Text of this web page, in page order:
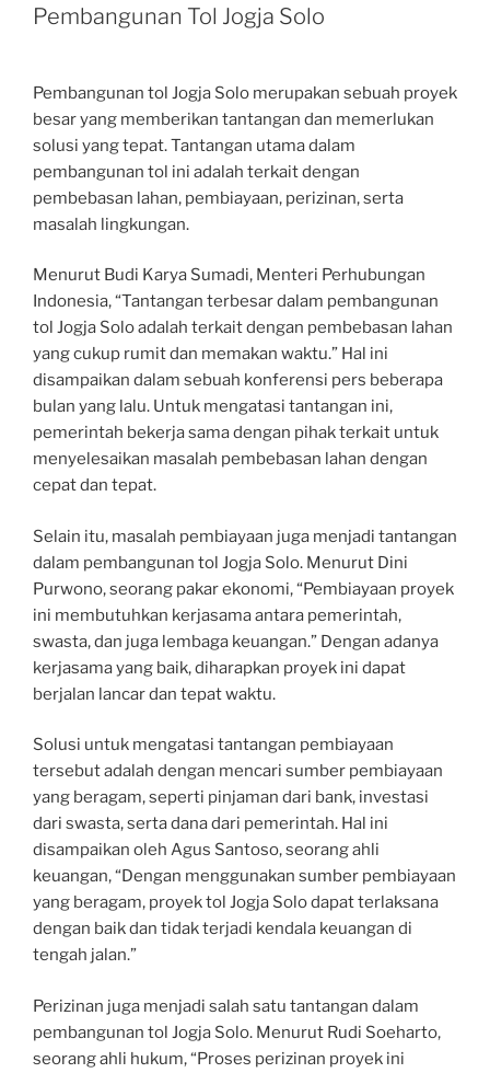
Pembangunan Tol Jogja Solo
Pembangunan tol Jogja Solo merupakan sebuah proyek
besar yang memberikan tantangan dan memerlukan
solusi yang tepat. Tantangan utama dalam
pembangunan tol ini adalah terkait dengan
pembebasan lahan, pembiayaan, perizinan, serta
masalah lingkungan.
Menurut Budi Karya Sumadi, Menteri Perhubungan
Indonesia, “Tantangan terbesar dalam pembangunan
tol Jogja Solo adalah terkait dengan pembebasan lahan
yang cukup rumit dan memakan waktu.” Hal ini
disampaikan dalam sebuah konferensi pers beberapa
bulan yang lalu. Untuk mengatasi tantangan ini,
pemerintah bekerja sama dengan pihak terkait untuk
menyelesaikan masalah pembebasan lahan dengan
cepat dan tepat.
Selain itu, masalah pembiayaan juga menjadi tantangan
dalam pembangunan tol Jogja Solo. Menurut Dini
Purwono, seorang pakar ekonomi, “Pembiayaan proyek
ini membutuhkan kerjasama antara pemerintah,
swasta, dan juga lembaga keuangan.” Dengan adanya
kerjasama yang baik, diharapkan proyek ini dapat
berjalan lancar dan tepat waktu.
Solusi untuk mengatasi tantangan pembiayaan
tersebut adalah dengan mencari sumber pembiayaan
yang beragam, seperti pinjaman dari bank, investasi
dari swasta, serta dana dari pemerintah. Hal ini
disampaikan oleh Agus Santoso, seorang ahli
keuangan, “Dengan menggunakan sumber pembiayaan
yang beragam, proyek tol Jogja Solo dapat terlaksana
dengan baik dan tidak terjadi kendala keuangan di
tengah jalan.”
Perizinan juga menjadi salah satu tantangan dalam
pembangunan tol Jogja Solo. Menurut Rudi Soeharto,
seorang ahli hukum, “Proses perizinan proyek ini